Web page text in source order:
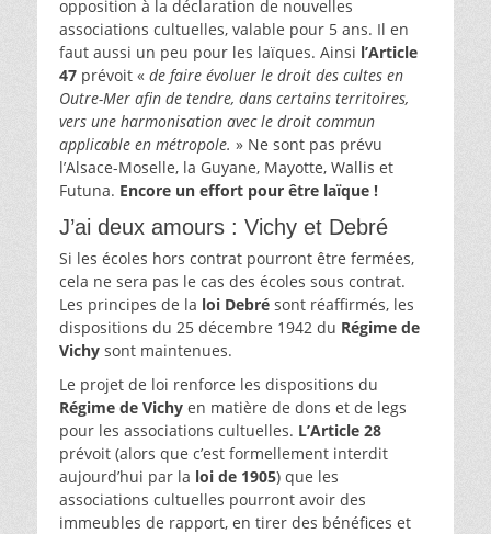
opposition à la déclaration de nouvelles
associations cultuelles, valable pour 5 ans. Il en
faut aussi un peu pour les laïques. Ainsi l’Article
47 prévoit « de faire évoluer le droit des cultes en
Outre-Mer afin de tendre, dans certains territoires,
vers une harmonisation avec le droit commun
applicable en métropole. » Ne sont pas prévu
l’Alsace-Moselle, la Guyane, Mayotte, Wallis et
Futuna. Encore un effort pour être laïque !
J’ai deux amours : Vichy et Debré
Si les écoles hors contrat pourront être fermées,
cela ne sera pas le cas des écoles sous contrat.
Les principes de la loi Debré sont réaffirmés, les
dispositions du 25 décembre 1942 du Régime de
Vichy sont maintenues.
Le projet de loi renforce les dispositions du
Régime de Vichy en matière de dons et de legs
pour les associations cultuelles. L’Article 28
prévoit (alors que c’est formellement interdit
aujourd’hui par la loi de 1905) que les
associations cultuelles pourront avoir des
immeubles de rapport, en tirer des bénéfices et